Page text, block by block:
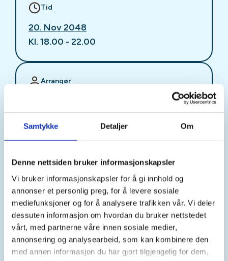
Samtykke Detaljer Om
Denne nettsiden bruker informasjonskapsler
Vi bruker informasjonskapsler for å gi innhold og
annonser et personlig preg, for å levere sosiale
mediefunksjoner og for å analysere trafikken vår. Vi deler
dessuten informasjon om hvordan du bruker nettstedet
vårt, med partnerne våre innen sosiale medier,
annonsering og analysearbeid, som kan kombinere den
med annen informasjon du har gjort tilgjengelig for dem,
Tid
20. Nov 2048
Kl. 18.00 - 22.00
Arrangør
Kontaktperson
sjffung@outlook.com
Fast fredagsmøte i
Ungdomsutvalget SJFF
(SJFFU)